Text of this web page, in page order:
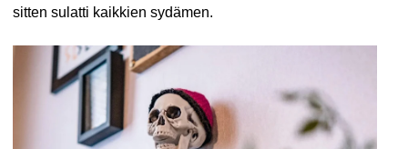
sitten sulatti kaikkien sydämen.